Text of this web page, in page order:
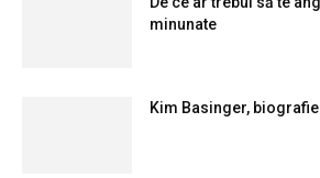
minunate
Kim Basinger, biografie